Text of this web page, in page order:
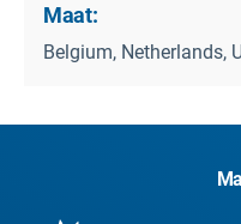
Maat:
Belgium, Netherlands,